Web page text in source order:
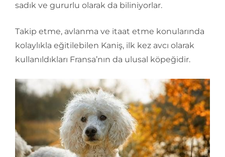
sadık ve gururlu olarak da biliniyorlar.
Takip etme, avlanma ve itaat etme konularında
kolaylıkla eğitilebilen Kaniş, ilk kez avcı olarak
kullanıldıkları Fransa’nın da ulusal köpeğidir.